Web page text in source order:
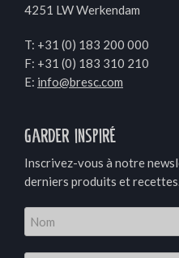
4251 LW Werkendam
T: +31 (0) 183 200 000
F: +31 (0) 183 310 210
E: info@bresc.com
Garder inspiré
Inscrivez-vous à notre
derniers produits et